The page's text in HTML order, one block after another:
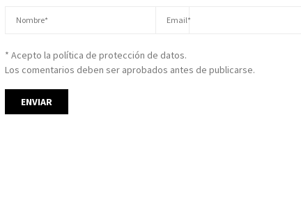
* Acepto la política de protección de datos.
Los comentarios deben ser aprobados antes de publicarse.